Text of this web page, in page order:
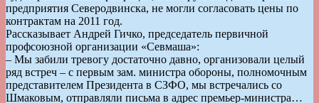
предприятия Северодвинска, не могли согласовать цены по
контрактам на 2011 год.
Рассказывает Андрей Гичко, председатель первичной
профсоюзной организации «Севмаша»:
– Мы забили тревогу достаточно давно, организовали целый
ряд встреч – с первым зам. министра обороны, полномочным
представителем Президента в СЗФО, мы встречались со
Шмаковым, отправляли письма в адрес премьер-министра…